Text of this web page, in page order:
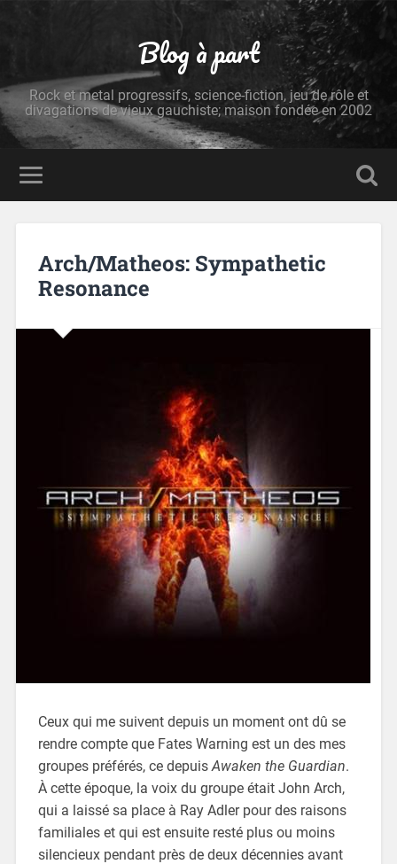
Blog à part
Rock et metal progressifs, science-fiction, jeu de rôle et
divagations de vieux gauchiste; maison fondée en 2002
Arch/Matheos: Sympathetic
Resonance
Ceux qui me suivent depuis un moment ont dû se
rendre compte que Fates Warning est un des mes
groupes préférés, ce depuis Awaken the Guardian.
À cette époque, la voix du groupe était John Arch,
qui a laissé sa place à Ray Adler pour des raisons
familiales et qui est ensuite resté plus ou moins
silencieux pendant près de deux décennies avant